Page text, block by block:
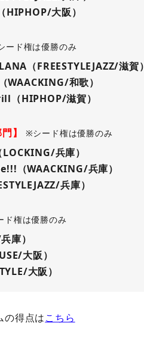
大阪）
ード権は優勝のみ
（FREESTYLEJAZZ/滋賀）
WAACKING/和歌）
HIPHOP/滋賀）
】 ※シード権は優勝のみ
兵庫）
（WAACKING/兵庫）
兵庫）
ド権は優勝のみ
庫）
大阪）
大阪）
の得点はこちら